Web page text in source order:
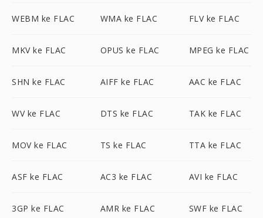
WEBM ke FLAC WMA ke FLAC FLV ke FLAC
MKV ke FLAC OPUS ke FLAC MPEG ke FLAC
SHN ke FLAC AIFF ke FLAC AAC ke FLAC
WV ke FLAC DTS ke FLAC TAK ke FLAC
MOV ke FLAC TS ke FLAC TTA ke FLAC
ASF ke FLAC AC3 ke FLAC AVI ke FLAC
3GP ke FLAC AMR ke FLAC SWF ke FLAC